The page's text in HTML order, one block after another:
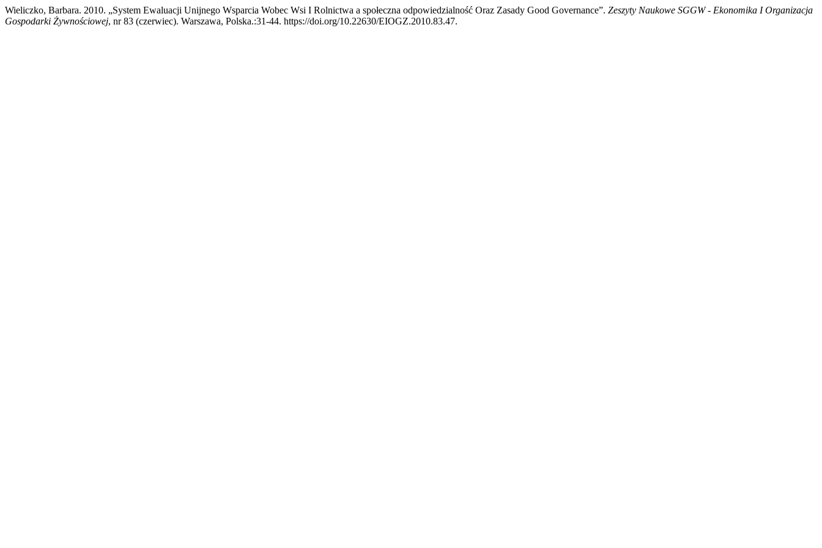
Wieliczko, Barbara. 2010. „System Ewaluacji Unijnego Wsparcia Wobec Wsi I Rolnictwa a społeczna odpowiedzialność Oraz Zasady Good Governance”. Zeszyty Naukowe SGGW - Ekonomika I Organizacja
Gospodarki Żywnościowej, nr 83 (czerwiec). Warszawa, Polska.:31-44. https://doi.org/10.22630/EIOGZ.2010.83.47.